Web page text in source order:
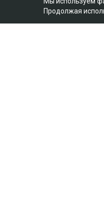
Продолжая